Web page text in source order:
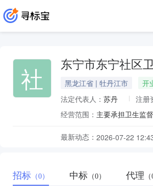
社 东宁市东宁社区
黑龙江省 | 牡丹江市
开
法定代表人： 苏丹 注册
经营范围：
最新动态： 2026-07-22
招标 （0） 中标 （0） 代理